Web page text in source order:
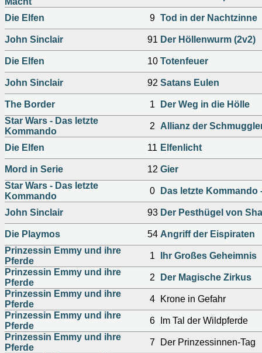
Die Elfen 9 Tod in der Nachtzinne
John Sinclair 91 Der Höllenwurm (2v2)
Die Elfen 10 Totenfeuer
John Sinclair 92 Satans Eulen
The Border 1
Der Weg in die Hölle
Star Wars - Das letzte
Kommando
2 Allianz der
Die Elfen 11 Elfenlicht
Mord in Serie 12 Gier
Star Wars - Das letzte
Kommando
0 Das letzte Kommando
John Sinclair 93 Der Pesthügel von
Die Playmos 54 Angriff der Eispiraten
Prinzessin Emmy und ihre
Pferde
1
Ihr Großes Geheimnis
Prinzessin Emmy und ihre
Pferde
2
Der Magische Zirkus
Prinzessin Emmy und ihre
Pferde
4
Krone in Gefahr
Prinzessin Emmy und ihre
Pferde
6
Im Tal der Wildpferde
Prinzessin Emmy und ihre
Pferde
7
Der Prinzessinnen-Tag